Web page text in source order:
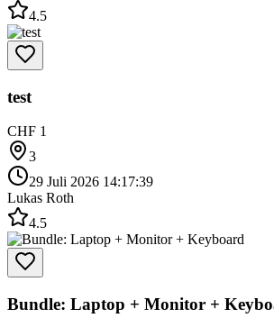
4.5
test
CHF 1
3
29 Juli 2026 14:17:39
Lukas Roth
4.5
Bundle: Laptop + Monitor +